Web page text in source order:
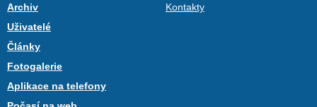
Archiv
Uživatelé
Články
Fotogalerie
Aplikace na telefony
Kontakty